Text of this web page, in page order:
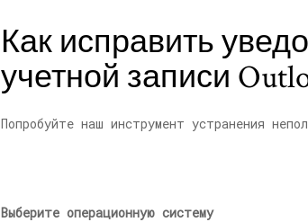
Как исправить
учетной записи
Попробуйте наш инструмент устранения
Выберите операционную систему